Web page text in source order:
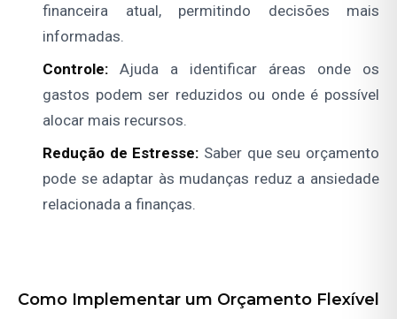
financeira atual, permitindo decisões mais
informadas.
Controle: Ajuda a identificar áreas onde os
gastos podem ser reduzidos ou onde é possível
alocar mais recursos.
Redução de Estresse: Saber que seu orçamento
pode se adaptar às mudanças reduz a ansiedade
relacionada a finanças.
Como Implementar um Orçamento Flexível